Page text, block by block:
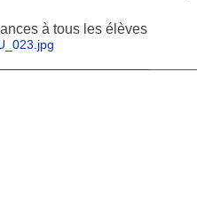
à tous les élèves